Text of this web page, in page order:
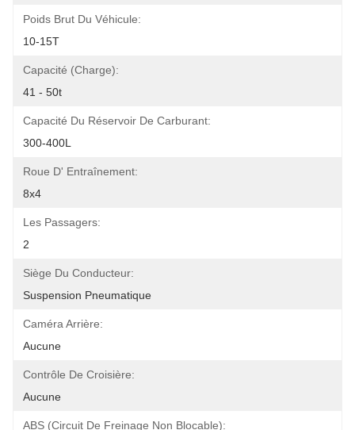
Poids Brut Du Véhicule:
10-15T
Capacité (charge):
41 - 50t
Capacité Du Réservoir De Carburant:
300-400L
Roue D' Entraînement:
8x4
Les Passagers:
2
Siège Du Conducteur:
Suspension Pneumatique
Caméra Arrière:
Aucune
Contrôle De Croisière:
Aucune
ABS (circuit De Freinage Non Blocable):